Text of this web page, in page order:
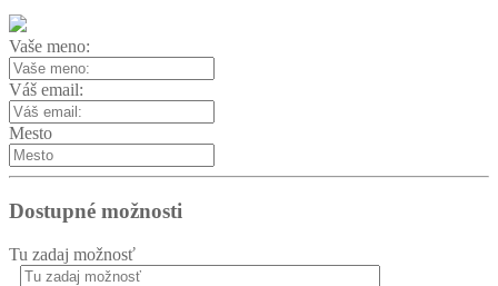
Vaše meno:
Váš email:
Mesto
Dostupné možnosti
Tu zadaj možnosť